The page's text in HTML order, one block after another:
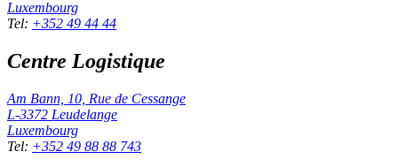
Luxembourg
Tel: +352 49 44 44
Centre Logistique
Am Bann, 10, Rue de Cessange
L-3372 Leudelange
Luxembourg
Tel: +352 49 88 88 743